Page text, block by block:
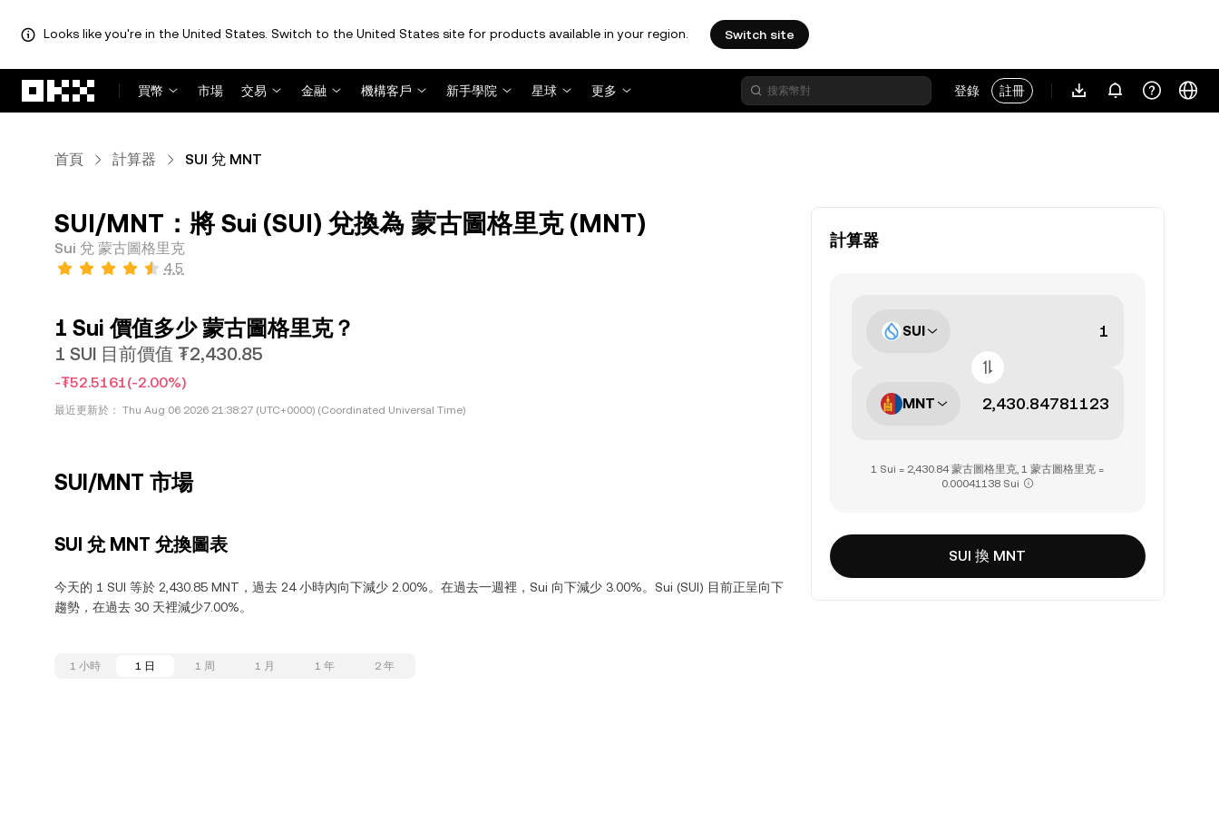
Looks like you're in the United States. Switch to the United States site for products available in your region. Switch site
買幣
市場 交易 金融 機構客戶 新手學院 星球 更多 登錄 註冊
首頁 計算器 SUI 兌 MNT
SUI/MNT：將 Sui (SUI) 兌換為 蒙古圖格里克 (MNT)
Sui 兌 蒙古圖格里克
4.5
1 Sui 價值多少 蒙古圖格里克？
1 SUI 目前價值 ₮2,430.85
-₮52.5161(-2.00%)
最近更新於： Thu Aug 06 2026 21:38:27 (UTC+0000) (Coordinated Universal Time)
SUI/MNT 市場
SUI 兌 MNT 兌換圖表
今天的 1 SUI 等於 2,430.85 MNT，過去 24 小時內向下減少 2.00%。在過去一週裡，Sui 向下減少 3.00%。Sui (SUI) 目前正呈向下
趨勢，在過去 30 天裡減少7.00%。
1 小時 1 日 1 周 1 月 1 年 2 年
計算器
SUI
MNT
1 Sui = 2,430.84 蒙古圖格里克, 1 蒙古圖格里克 =
0.00041138 Sui
SUI 換 MNT